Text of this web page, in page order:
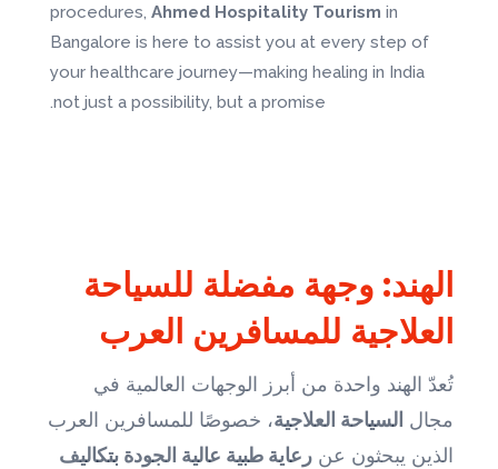
procedures, Ahmed Hospitality Tourism in
Bangalore is here to assist you at every step of
your healthcare journey—making healing in India
not just a possibility, but a promise.
الهند: وجهة مفضلة للسياحة
العلاجية للمسافرين العرب
تُعدّ الهند واحدة من أبرز الوجهات العالمية في
مجال السياحة العلاجية، خصوصًا للمسافرين العرب
الذين يبحثون عن رعاية طبية عالية الجودة بتكاليف